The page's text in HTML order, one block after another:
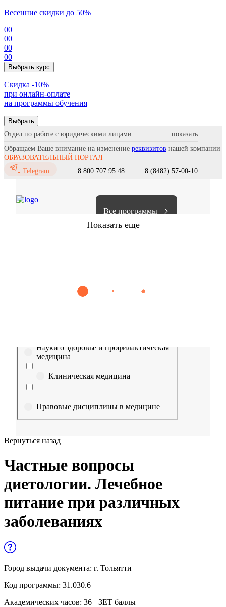
Весенние скидки до 50%
00
00
00
00
Выбрать курс
Cкидка -10%
при онлайн-оплате
на программы обучения
Выбрать
Отдел по работе с юридическими лицами
Обращаем Ваше внимание на изменение реквизитов нашей компании
ОБРАЗОВАТЕЛЬНЫЙ ПОРТАЛ
Telegram
8 800 707 95 48 8 (8482) 57-00-10
Все программы
Показать еще
Сестринское дело Эпидемиология Медицинская помощь
Выберите направление
Науки о здоровье и профилактическая
медицина
Клиническая медицина
Правовые дисциплины в медицине
медицине
науки
Образование и педагогические науки
и служащих
История и археология
Вернуться назад
Частные вопросы
диетологии. Лечебное
питание при различных
заболеваниях
Город выдачи документа: г. Тольятти
Код программы: 31.030.6
Академических часов: 36+ ЗЕТ баллы